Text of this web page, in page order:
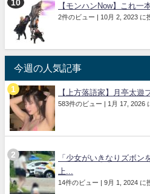
【モンハンNow】これ一
2件のビュー | 10月 2, 2023 に
今週の人気記事
【上方落語家】月亭太遊
583件のビュー | 1月 17, 2026
「少女がいきなりズボ
上...
14件のビュー | 9月 1, 2024 に